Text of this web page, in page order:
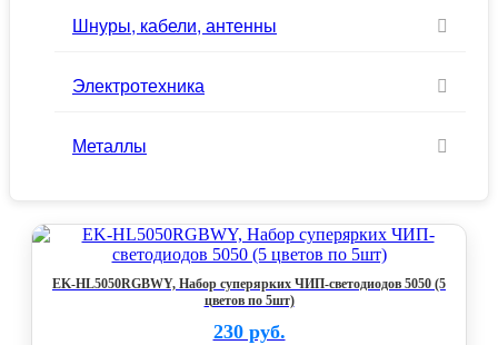
Шнуры, кабели, антенны
Электротехника
Металлы
EK-HL5050RGBWY, Набор суперярких ЧИП-светодиодов 5050 (5
цветов по 5шт)
230 руб.